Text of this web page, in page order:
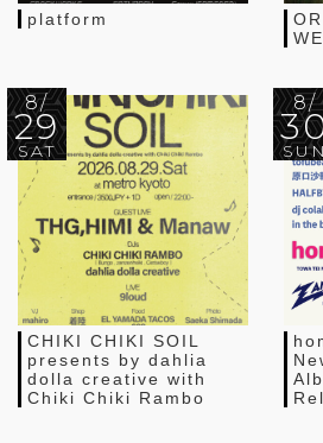
platform
8/
29
SAT
CHIKI CHIKI SOIL
presents by dahlia
dolla creative with
Chiki Chiki Rambo
8/